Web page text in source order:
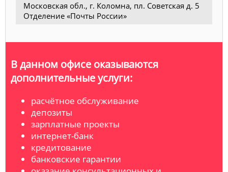
Московская обл., г. Коломна, пл. Советская д. 5
Отделение «Почты России»
В данном офисе оказываются
дополнительные услуги:
расчётное обслуживание
депозиты
зарплатные проекты
интернет-банк
кредитование
банковские гарантии